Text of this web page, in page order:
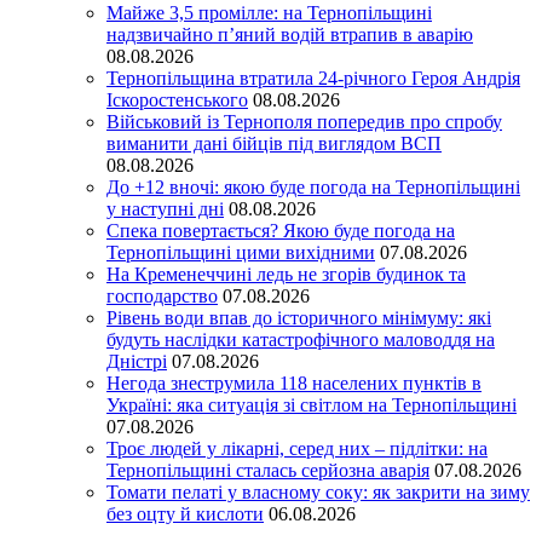
Майже 3,5 промілле: на Тернопільщині
надзвичайно п’яний водій втрапив в аварію
08.08.2026
Тернопільщина втратила 24-річного Героя Андрія
Іскоростенського 08.08.2026
Військовий із Тернополя попередив про спробу
виманити дані бійців під виглядом ВСП
08.08.2026
До +12 вночі: якою буде погода на Тернопільщині
у наступні дні 08.08.2026
Спека повертається? Якою буде погода на
Тернопільщині цими вихідними 07.08.2026
На Кременеччині ледь не згорів будинок та
господарство 07.08.2026
Рівень води впав до історичного мінімуму: які
будуть наслідки катастрофічного маловоддя на
Дністрі 07.08.2026
Негода знеструмила 118 населених пунктів в
Україні: яка ситуація зі світлом на Тернопільщині
07.08.2026
Троє людей у лікарні, серед них – підлітки: на
Тернопільщині сталась серйозна аварія 07.08.2026
Томати пелаті у власному соку: як закрити на зиму
без оцту й кислоти 06.08.2026